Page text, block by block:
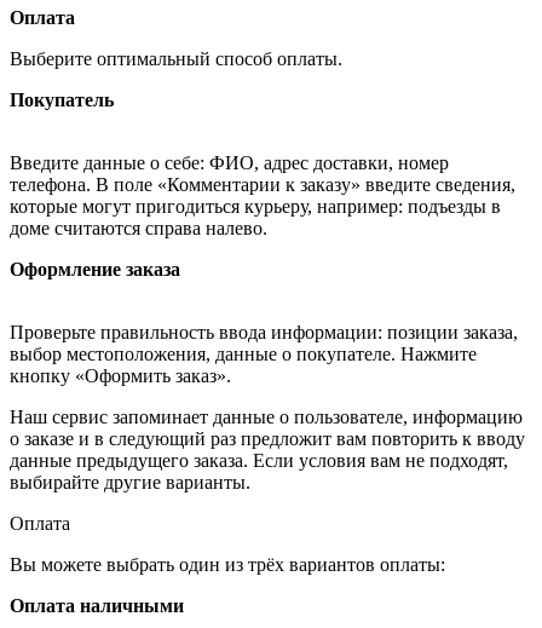
Оплата
Выберите оптимальный способ оплаты.
Покупатель
Введите данные о себе: ФИО, адрес доставки, номер
телефона. В поле «Комментарии к заказу» введите сведения,
которые могут пригодиться курьеру, например: подъезды в
доме считаются справа налево.
Оформление заказа
Проверьте правильность ввода информации: позиции заказа,
выбор местоположения, данные о покупателе. Нажмите
кнопку «Оформить заказ».
Наш сервис запоминает данные о пользователе, информацию
о заказе и в следующий раз предложит вам повторить к вводу
данные предыдущего заказа. Если условия вам не подходят,
выбирайте другие варианты.
Оплата
Вы можете выбрать один из трёх вариантов оплаты:
Оплата наличными